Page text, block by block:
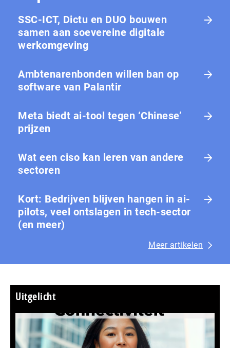
SSC-ICT, Dictu en DUO bouwen
samen aan soevereine digitale
werkomgeving
Ambtenarenbonden willen ban op
software van Palantir
Meta biedt ai-tool tegen ‘Chinese’
prijzen
Wat een ciso kan leren van andere
sectoren
Kort: Bedrijven blijven hangen in ai-
pilots, veel ontslagen in tech-sector
(en meer)
Meer artikelen
Uitgelicht